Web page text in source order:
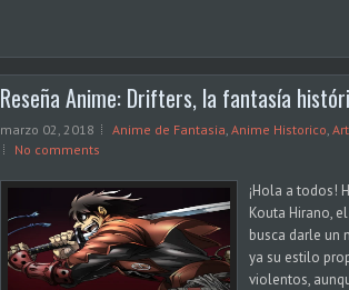
Reseña Anime: Drifters, la fantasía
marzo 02, 2018 Anime de Fantasia Anime Historico
No comments
¡Hola a todos!
Kouta Hirano,
busca darle un
ya su estilo
violentos,